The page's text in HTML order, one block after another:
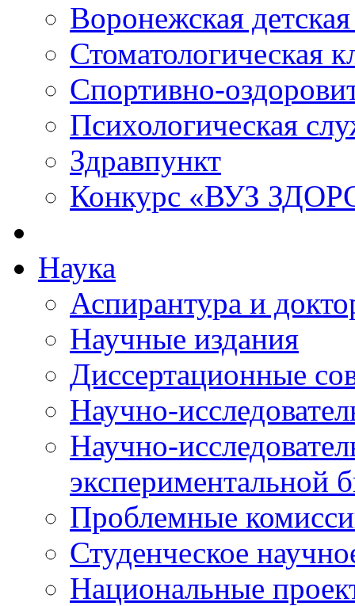
Воронежская
Стоматологическая
Спортивно-
Психологическая
Здравпункт
Конкурс «ВУЗ
Наука
Аспирантура и
Научные издания
Диссертационные
Научно-
Научно-
экспериментальной
Проблемные
Студенческое
Национальные